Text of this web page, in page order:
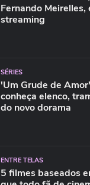
Fernando Meirelles,
streaming
SÉRIES
'Um Grude de
conheça elenco,
do novo dorama
ENTRE TELAS
5 filmes baseados